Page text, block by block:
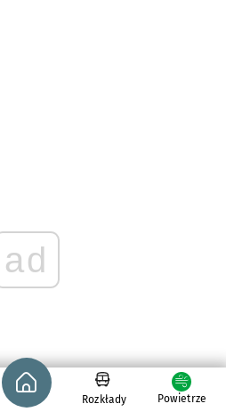
ad
Strona główna - wroclaw.pl
Rozkłady Powietrze